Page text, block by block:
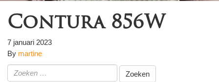
Contura 856W
7 januari 2023
By martine
Zoeken
naar: